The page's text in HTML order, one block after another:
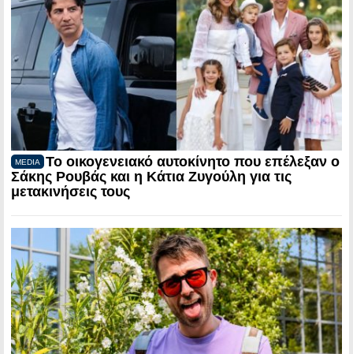
MEDIA
Το οικογενειακό αυτοκίνητο που επέλεξαν ο
Σάκης Ρουβάς και η Κάτια Ζυγούλη για τις
μετακινήσεις τους